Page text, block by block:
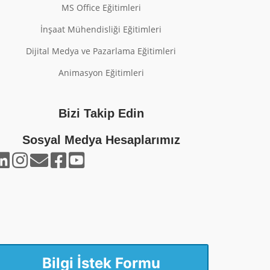
MS Office Eğitimleri
İnşaat Mühendisliği Eğitimleri
Dijital Medya ve Pazarlama Eğitimleri
Animasyon Eğitimleri
Bizi Takip Edin
Sosyal Medya Hesaplarımız
Bilgi İstek Formu